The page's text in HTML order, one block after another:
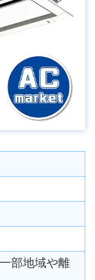
部地域や離